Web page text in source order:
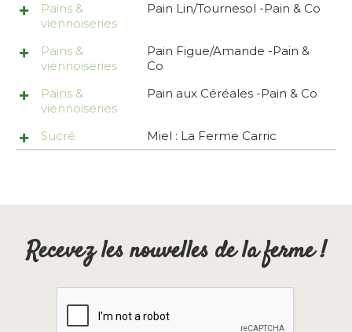
Pains &
viennoiseries
Pain Lin/Tournesol -Pain & Co
Pains &
viennoiseries
Pain Figue/Amande -Pain &
Co
Pains &
viennoiseries
Pain aux Céréales -Pain & Co
Sucré Miel : La Ferme Carric
Recevez les nouvelles de la ferme !